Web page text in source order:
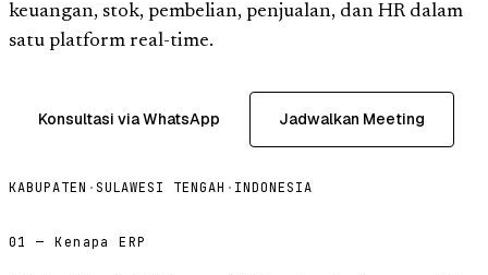
keuangan, stok, pembelian, penjualan, dan HR dalam
satu platform real-time.
Konsultasi via WhatsApp Jadwalkan Meeting
KABUPATEN · SULAWESI TENGAH · INDONESIA
01 — Kenapa ERP